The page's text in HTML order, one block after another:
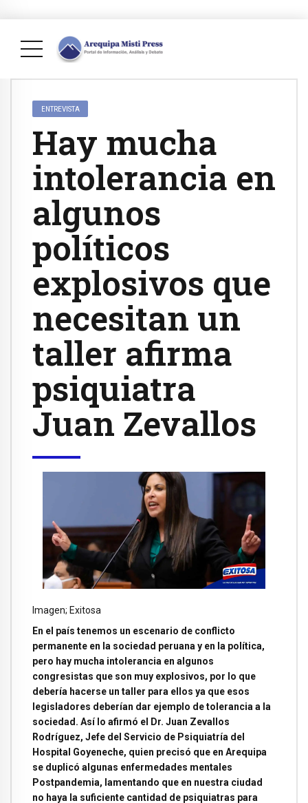
ENTREVISTA
Hay mucha
intolerancia en
algunos
políticos
explosivos que
necesitan un
taller afirma
psiquiatra
Juan Zevallos
Imagen; Exitosa
En el país tenemos un escenario de conflicto
permanente en la sociedad peruana y en la política,
pero hay mucha intolerancia en algunos
congresistas que son muy explosivos, por lo que
debería hacerse un taller para ellos ya que esos
legisladores deberían dar ejemplo de tolerancia a la
sociedad. Así lo afirmó el Dr. Juan Zevallos
Rodríguez, Jefe del Servicio de Psiquiatría del
Hospital Goyeneche, quien precisó que en Arequipa
se duplicó algunas enfermedades mentales
Postpandemia, lamentando que en nuestra ciudad
no haya la suficiente cantidad de psiquiatras para